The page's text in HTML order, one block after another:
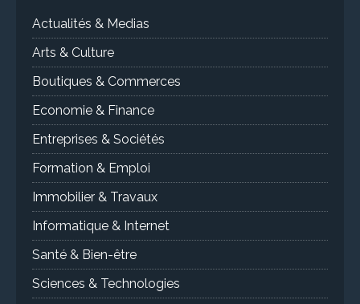
Actualités & Medias
Arts & Culture
Boutiques & Commerces
Economie & Finance
Entreprises & Sociétés
Formation & Emploi
Immobilier & Travaux
Informatique & Internet
Santé & Bien-être
Sciences & Technologies